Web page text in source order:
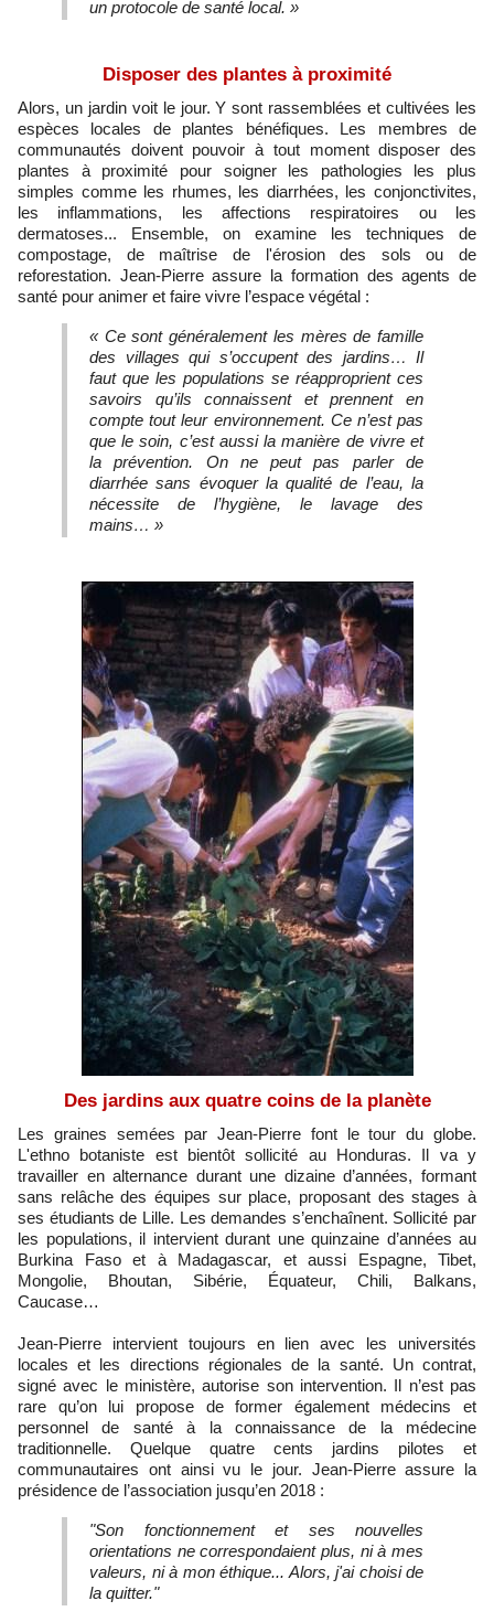
un protocole de santé local. »
Disposer des plantes à proximité
Alors, un jardin voit le jour. Y sont rassemblées et cultivées les
espèces locales de plantes bénéfiques. Les membres de
communautés doivent pouvoir à tout moment disposer des
plantes à proximité pour soigner les pathologies les plus
simples comme les rhumes, les diarrhées, les conjonctivites,
les inflammations, les affections respiratoires ou les
dermatoses... Ensemble, on examine les techniques de
compostage, de maîtrise de l'érosion des sols ou de
reforestation. Jean-Pierre assure la formation des agents de
santé pour animer et faire vivre l’espace végétal :
« Ce sont généralement les mères de famille
des villages qui s’occupent des jardins… Il
faut que les populations se réapproprient ces
savoirs qu’ils connaissent et prennent en
compte tout leur environnement. Ce n’est pas
que le soin, c’est aussi la manière de vivre et
la prévention. On ne peut pas parler de
diarrhée sans évoquer la qualité de l’eau, la
nécessite de l’hygiène, le lavage des
mains… »
Des jardins aux quatre coins de la planète
Les graines semées par Jean-Pierre font le tour du globe.
L'ethno botaniste est bientôt sollicité au Honduras. Il va y
travailler en alternance durant une dizaine d’années, formant
sans relâche des équipes sur place, proposant des stages à
ses étudiants de Lille. Les demandes s’enchaînent. Sollicité par
les populations, il intervient durant une quinzaine d’années au
Burkina Faso et à Madagascar, et aussi Espagne, Tibet,
Mongolie, Bhoutan, Sibérie, Équateur, Chili, Balkans,
Caucase…
Jean-Pierre intervient toujours en lien avec les universités
locales et les directions régionales de la santé. Un contrat,
signé avec le ministère, autorise son intervention. Il n’est pas
rare qu’on lui propose de former également médecins et
personnel de santé à la connaissance de la médecine
traditionnelle. Quelque quatre cents jardins pilotes et
communautaires ont ainsi vu le jour. Jean-Pierre assure la
présidence de l’association jusqu’en 2018 :
"Son fonctionnement et ses nouvelles
orientations ne correspondaient plus, ni à mes
valeurs, ni à mon éthique... Alors, j'ai choisi de
la quitter."